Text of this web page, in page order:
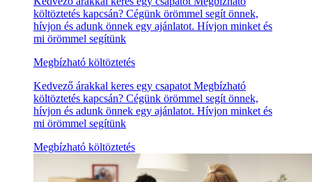
költöztetés kapcsán? Cégünk örömmel segít önnek,
hívjon és adunk önnek egy ajánlatot. Hívjon minket és
mi örömmel segítünk
Megbízható költöztetés
Kedvező árakkal keres egy csapatot Megbízható
költöztetés kapcsán? Cégünk örömmel segít önnek,
hívjon és adunk önnek egy ajánlatot. Hívjon minket és
mi örömmel segítünk
Megbízható költöztetés